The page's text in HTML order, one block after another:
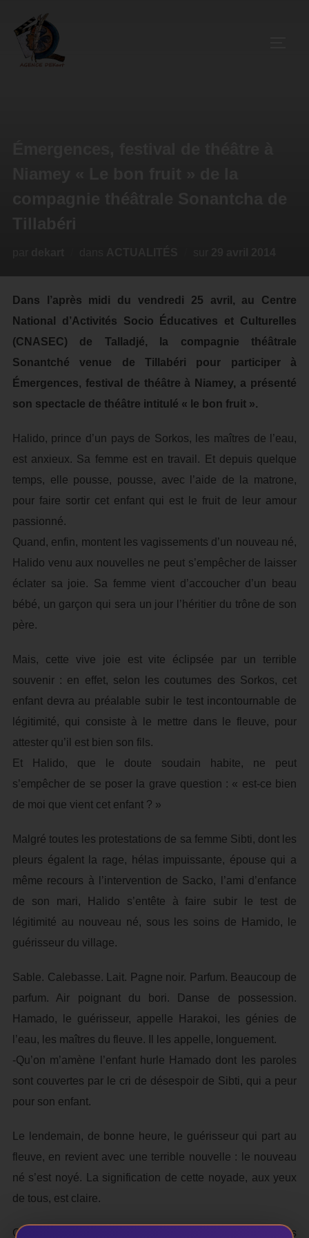
Dans l’après midi du vendredi 25 avril, au Centre
National d’Activités Socio Éducatives et Culturelles
(CNASEC) de Talladjé, la compagnie théâtrale
Sonantché venue de Tillabéri pour participer à
Émergences, festival de théâtre à Niamey, a présenté
son spectacle de théâtre intitulé « le bon fruit ».
Halido, prince d’un pays de Sorkos, les maîtres de l’eau,
est anxieux. Sa femme est en travail. Et depuis quelque
temps, elle pousse, pousse, avec l’aide de la matrone,
pour faire sortir cet enfant qui est le fruit de leur amour
passionné.
Quand, enfin, montent les vagissements d’un nouveau né,
Halido venu aux nouvelles ne peut s’empêcher de laisser
éclater sa joie. Sa femme vient d’accoucher d’un beau
bébé, un garçon qui sera un jour l’héritier du trône de son
père.
Mais, cette vive joie est vite éclipsée par un terrible
souvenir : en effet, selon les coutumes des Sorkos, cet
enfant devra au préalable subir le test incontournable de
légitimité, qui consiste à le mettre dans le fleuve, pour
attester qu’il est bien son fils.
Et Halido, que le doute soudain habite, ne peut
s’empêcher de se poser la grave question : « est-ce bien
de moi que vient cet enfant ? »
Malgré toutes les protestations de sa femme Sibti, dont les
pleurs égalent la rage, hélas impuissante, épouse qui a
même recours à l’intervention de Sacko, l’ami d’enfance
de son mari, Halido s’entête à faire subir le test de
légitimité au nouveau né, sous les soins de Hamido, le
guérisseur du village.
Sable. Calebasse. Lait. Pagne noir. Parfum. Beaucoup de
parfum. Air poignant du bori. Danse de possession.
Hamado, le guérisseur, appelle Harakoi, les génies de
l’eau, les maîtres du fleuve. Il les appelle, longuement.
-Qu’on m’amène l’enfant hurle Hamado dont les paroles
sont couvertes par le cri de désespoir de Sibti, qui a peur
pour son enfant.
Le lendemain, de bonne heure, le guérisseur qui part au
fleuve, en revient avec une terrible nouvelle : le nouveau
né s’est noyé. La signification de cette noyade, aux yeux
de tous, est claire.
C’est la consternation pour les villageois. Là, les